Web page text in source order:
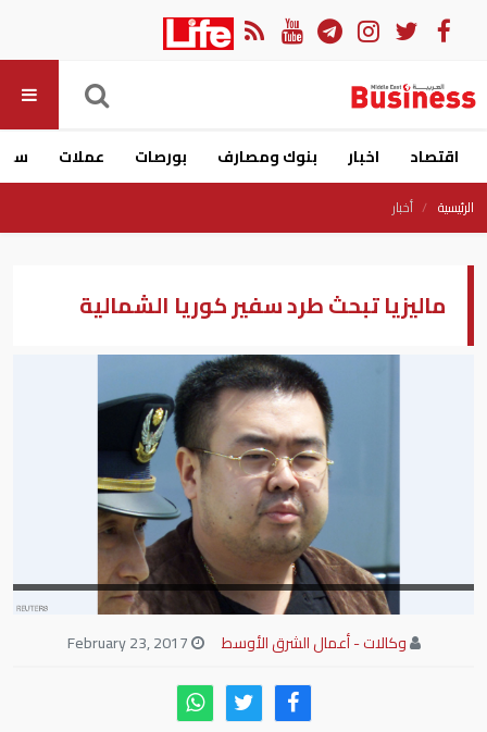
اقتصاد اخبار بنوك ومصارف بورصات عملات
الرئيسية أخبار
ماليزيا تبحث طرد سفير كوريا الشمالية
وكالات - أعمال الشرق الأوسط